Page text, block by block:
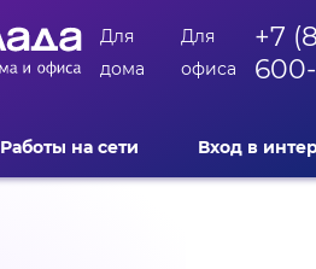
Для
дома
Для
офиса
+7
Работы на сети Вход в